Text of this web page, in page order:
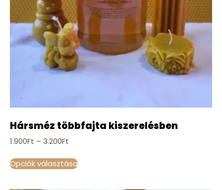
Hársméz többfajta kiszerelésben
1.900Ft – 3.200Ft
Opciók választása